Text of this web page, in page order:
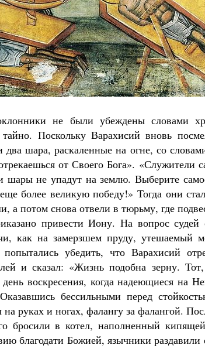
не были убеждены словами
Поскольку Варахисий вновь
шара, раскаленные на огне, со
от Своего Бога». «Служители
шары не упадут на землю. Выберите
более великую победу!» Тогда они
а потом снова отвели в тюрьму, где
привести Иону. На вопрос судей
как на замерзшем пруду, утешаемый
убедить, что Варахисий
и сказал: «Жизнь подобна зерну.
воскресения, когда надеющиеся на
бессильными перед
руках и ногах, фалангу за фалангой.
бросили в котел, наполненный
благодати Божией, язычники раздавили